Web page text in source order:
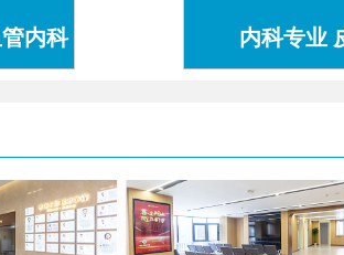
内科 内科专业